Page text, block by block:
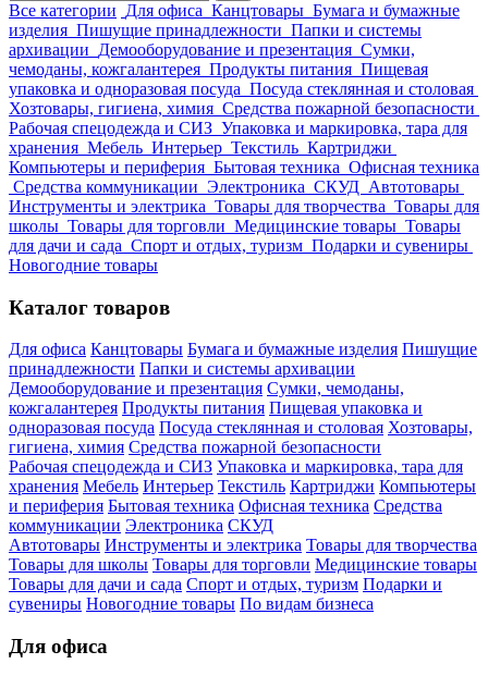
Все категории Для офиса Канцтовары Бумага и бумажные
изделия Пишущие принадлежности Папки и системы
архивации Демооборудование и презентация Сумки,
чемоданы, кожгалантерея Продукты питания Пищевая
упаковка и одноразовая посуда Посуда стеклянная и столовая
Хозтовары, гигиена, химия Средства пожарной безопасности
Рабочая спецодежда и СИЗ Упаковка и маркировка, тара для
хранения Мебель Интерьер Текстиль Картриджи
Компьютеры и периферия Бытовая техника Офисная техника
Средства коммуникации Электроника СКУД Автотовары
Инструменты и электрика Товары для творчества Товары для
школы Товары для торговли Медицинские товары Товары
для дачи и сада Спорт и отдых, туризм Подарки и сувениры
Новогодние товары
Каталог товаров
Для офиса Канцтовары Бумага и бумажные изделия Пишущие
принадлежности Папки и системы архивации
Демооборудование и презентация Сумки, чемоданы,
кожгалантерея Продукты питания Пищевая упаковка и
одноразовая посуда Посуда стеклянная и столовая Хозтовары,
гигиена, химия Средства пожарной безопасности
Рабочая спецодежда и СИЗ Упаковка и маркировка, тара для
хранения Мебель Интерьер Текстиль Картриджи Компьютеры
и периферия Бытовая техника Офисная техника Средства
коммуникации Электроника СКУД
Автотовары Инструменты и электрика Товары для творчества
Товары для школы Товары для торговли Медицинские товары
Товары для дачи и сада Спорт и отдых, туризм Подарки и
сувениры Новогодние товары По видам бизнеса
Для офиса